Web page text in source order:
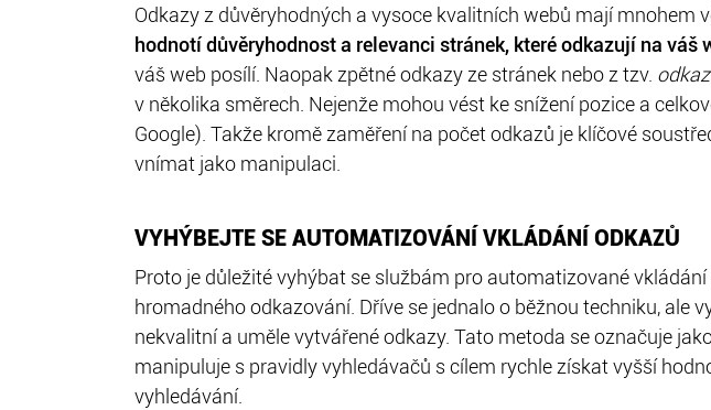
Odkazy z důvěryhodných a vysoce kvalitních webů mají
hodnotí důvěryhodnost a relevanci stránek, které odkazují na váš
váš web posílí. Naopak zpětné odkazy ze stránek nebo z tzv.
v několika směrech. Nejenže mohou vést ke snížení pozice a
Google). Takže kromě zaměření na počet odkazů je klíčové
vnímat jako manipulaci.
VYHÝBEJTE SE AUTOMATIZOVÁNÍ VKLÁDÁNÍ ODKAZŮ
Proto je důležité vyhýbat se službám pro automatizované
hromadného odkazování. Dříve se jednalo o běžnou techniku,
nekvalitní a uměle vytvářené odkazy. Tato metoda se označuje
manipuluje s pravidly vyhledávačů s cílem rychle získat vyšší
vyhledávání.